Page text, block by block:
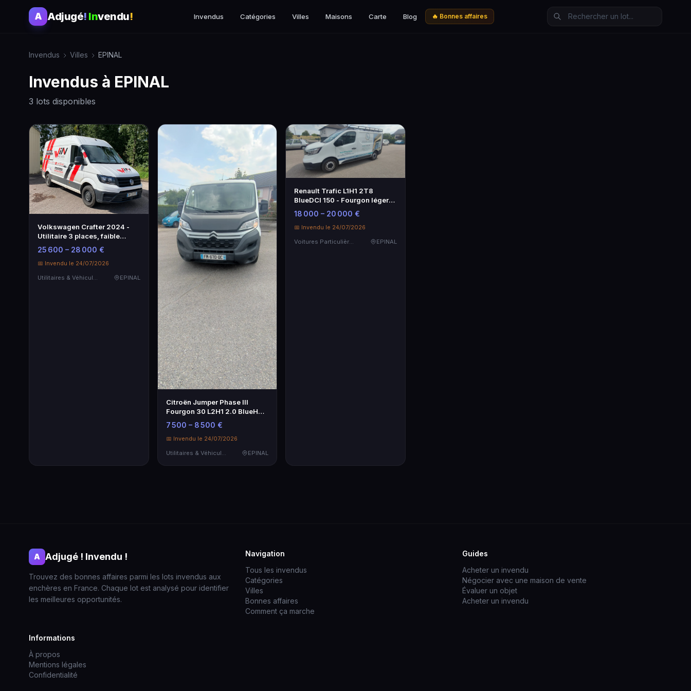
A Adjugé! Invendu! Invendus Catégories Villes Maisons Carte Blog 🔥 Bonnes affaires
Invendus Villes EPINAL
Invendus à EPINAL
3 lots disponibles
Volkswagen Crafter 2024 -
Utilitaire 3 places, faible
kilométrage
25 600 – 28 000 €
📅 Invendu le 24/07/2026
EPINAL
Citroën Jumper Phase III
Fourgon 30 L2H1 2.0 BlueHDI
130 Ch - Utilitaire fiable
7 500 – 8 500 €
📅 Invendu le 24/07/2026
EPINAL
Renault Trafic L1H1 2T8
BlueDCI 150 - Fourgon léger
avec faible kilométrage
18 000 – 20 000 €
📅 Invendu le 24/07/2026
Voitures Particulières
EPINAL
A Adjugé ! Invendu !
Trouvez des bonnes affaires parmi les lots invendus aux
enchères en France. Chaque lot est analysé pour identifier
les meilleures opportunités.
Navigation
Tous les invendus
Catégories
Villes
Bonnes affaires
Comment ça marche
Guides
Acheter un invendu
Négocier avec une maison de vente
Évaluer un objet
Acheter un invendu
Informations
À propos
Mentions légales
Confidentialité